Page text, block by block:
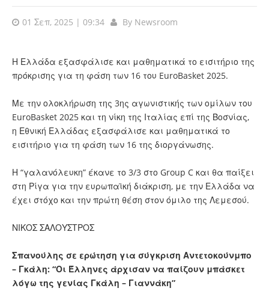
01 Σεπ, 2025 | 09:34 By Newsroom
Η Ελλάδα εξασφάλισε και μαθηματικά το εισιτήριο της
πρόκρισης για τη φάση των 16 του EuroBasket 2025.
Με την ολοκλήρωση της 3ης αγωνιστικής των ομίλων του
EuroBasket 2025 και τη νίκη της Ιταλίας επί της Βοσνίας,
η Εθνική Ελλάδας εξασφάλισε και μαθηματικά το
εισιτήριο για τη φάση των 16 της διοργάνωσης.
Η “γαλανόλευκη” έκανε το 3/3 στο Group C και θα παίξει
στη Ρίγα για την ευρωπαϊκή διάκριση, με την Ελλάδα να
έχει στόχο και την πρώτη θέση στον όμιλο της Λεμεσού.
ΝΙΚΟΣ ΣΑΛΟΥΣΤΡΟΣ
Σπανούλης σε ερώτηση για σύγκριση Αντετοκούνμπο
– Γκάλη: “Οι Έλληνες άρχισαν να παίζουν μπάσκετ
λόγω της γενίας Γκάλη – Γιαννάκη”